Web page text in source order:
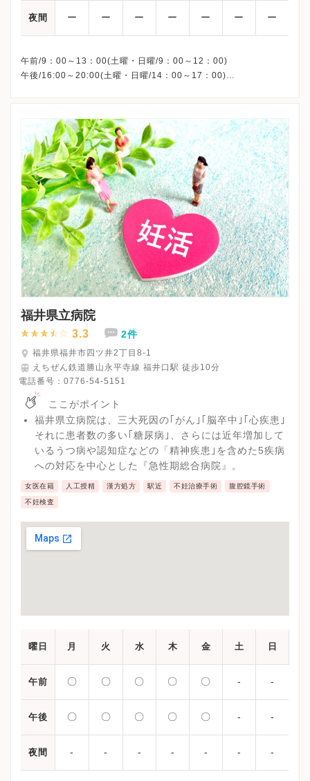
夜間 ー ー ー ー ー ー ー
午前/9：00～13：00(土曜・日曜/9：00～12：00)
午後/16:00～20:00(土曜・日曜/14：00～17：00)
福井県立病院
3.3 2件
福井県福井市四ツ井2丁目8-1
えちぜん鉄道勝山永平寺線 福井口駅 徒歩10分
電話番号： 0776-54-5151
ここがポイント
福井県立病院は、三大死因の｢がん｣｢脳卒中｣｢心疾患｣
それに患者数の多い｢糖尿病｣、さらには近年増加して
いるうつ病や認知症などの「精神疾患｣を含めた5疾病
への対応を中心とした『急性期総合病院』。
女医在籍 人工授精 漢方処方 駅近 不妊治療手術 腹腔鏡手術
不妊検査
曜日 月 火 水 木 金 土 日
午前 〇 〇 〇 〇 〇 - -
午後 〇 〇 〇 〇 〇 - -
夜間 - - - - - - -